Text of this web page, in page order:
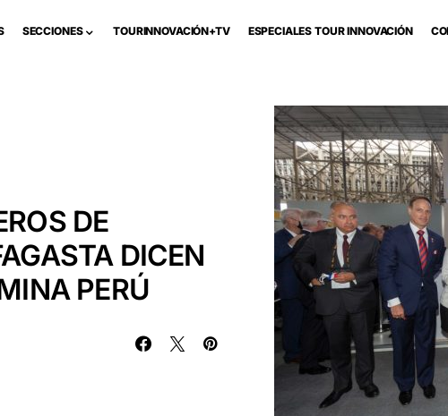
SECCIONES TOURINNOVACIÓN+TV ESPECIALES TOUR INNOVACIÓN
DE
DICEN
PERÚ